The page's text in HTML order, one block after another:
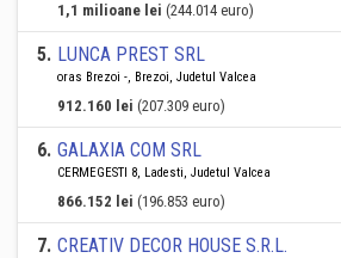
1,1 milioane lei (244.014 euro)
5. LUNCA PREST SRL
oras Brezoi -, Brezoi, Judetul Valcea
912.160 lei (207.309 euro)
6. GALAXIA COM SRL
CERMEGESTI 8, Ladesti, Judetul Valcea
866.152 lei (196.853 euro)
7. CREATIV DECOR HOUSE S.R.L.